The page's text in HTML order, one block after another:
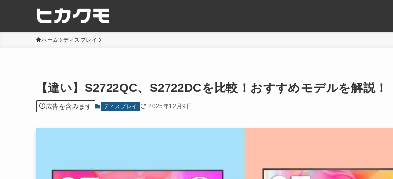
ホーム ディスプレイ
【違い】S2722QC、S2722DCを比較！おすすめモデルを解説！
広告を含みます ディスプレイ 2025年12月9日